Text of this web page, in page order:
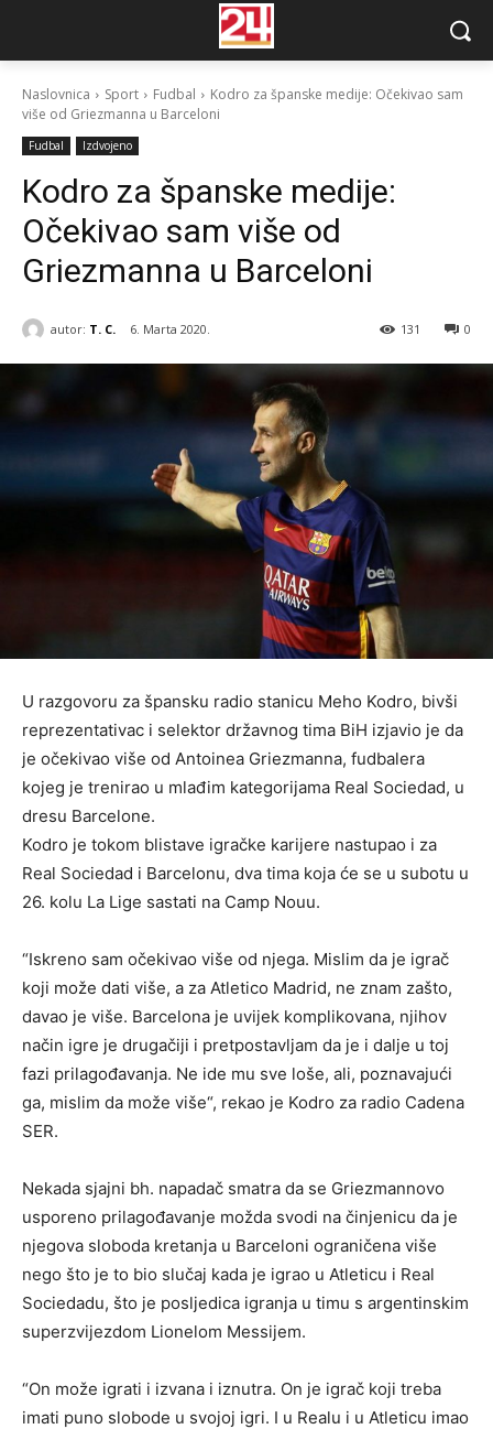
Naslovnica Sport Fudbal
Kodro za španske medije: Očekivao sam
više od Griezmanna u Barceloni
Fudbal Izdvojeno
Kodro za španske medije:
Očekivao sam više od
Griezmanna u Barceloni
autor: T. C. 6. Marta 2020. 0
131
U razgovoru za špansku radio stanicu Meho Kodro, bivši
reprezentativac i selektor državnog tima BiH izjavio je da
je očekivao više od Antoinea Griezmanna, fudbalera
kojeg je trenirao u mlađim kategorijama Real Sociedad, u
dresu Barcelone.
Kodro je tokom blistave igračke karijere nastupao i za
Real Sociedad i Barcelonu, dva tima koja će se u subotu u
26. kolu La Lige sastati na Camp Nouu.
“Iskreno sam očekivao više od njega. Mislim da je igrač
koji može dati više, a za Atletico Madrid, ne znam zašto,
davao je više. Barcelona je uvijek komplikovana, njihov
način igre je drugačiji i pretpostavljam da je i dalje u toj
fazi prilagođavanja. Ne ide mu sve loše, ali, poznavajući
ga, mislim da može više“, rekao je Kodro za radio Cadena
SER.
Nekada sjajni bh. napadač smatra da se Griezmannovo
usporeno prilagođavanje možda svodi na činjenicu da je
njegova sloboda kretanja u Barceloni ograničena više
nego što je to bio slučaj kada je igrao u Atleticu i Real
Sociedadu, što je posljedica igranja u timu s argentinskim
superzvijezdom Lionelom Messijem.
“On može igrati i izvana i iznutra. On je igrač koji treba
imati puno slobode u svojoj igri. I u Realu i u Atleticu imao